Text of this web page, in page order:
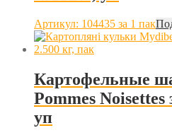
Артикул: 104435 за 1 пак
Картофельные
Pommes Noisettes
уп